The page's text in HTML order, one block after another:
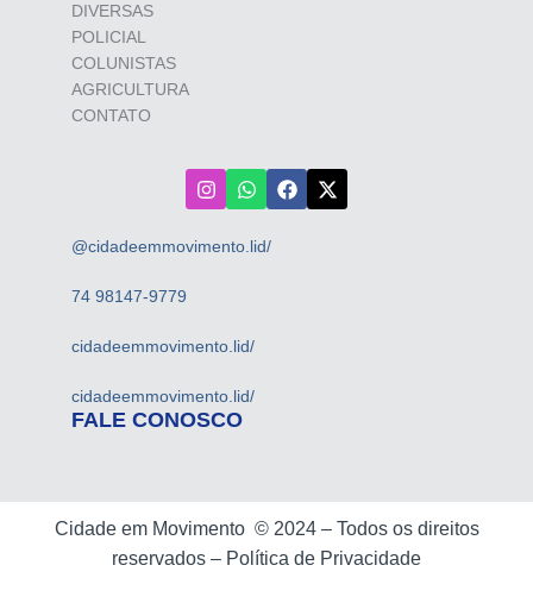
DIVERSAS
POLICIAL
COLUNISTAS
AGRICULTURA
CONTATO
@cidadeemmovimento.lid/
74 98147-9779
cidadeemmovimento.lid/
cidadeemmovimento.lid/
FALE CONOSCO
Cidade em Movimento © 2024 – Todos os direitos
reservados – Política de Privacidade